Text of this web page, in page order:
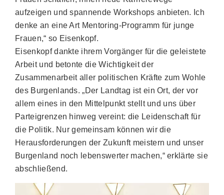
aufzeigen und spannende Workshops anbieten. Ich
denke an eine Art Mentoring-Programm für junge
Frauen,“ so Eisenkopf.
Eisenkopf dankte ihrem Vorgänger für die geleistete
Arbeit und betonte die Wichtigkeit der
Zusammenarbeit aller politischen Kräfte zum Wohle
des Burgenlands. „Der Landtag ist ein Ort, der vor
allem eines in den Mittelpunkt stellt und uns über
Parteigrenzen hinweg vereint: die Leidenschaft für
die Politik. Nur gemeinsam können wir die
Herausforderungen der Zukunft meistern und unser
Burgenland noch lebenswerter machen,“ erklärte sie
abschließend.